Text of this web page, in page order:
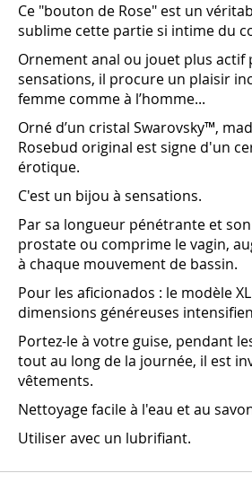
Ce "bouton de Rose" est un
sublime cette partie si intime du
Ornement anal ou jouet plus actif
sensations, il procure un plaisir
femme comme à l’homme...
Orné d’un cristal Swarovsky™,
Rosebud original est signe d'un
érotique.
C'est un bijou à sensations.
Par sa longueur pénétrante et
prostate ou comprime le vagin,
à chaque mouvement de bassin.
Pour les aficionados : le modèle
dimensions généreuses
Portez-le à votre guise, pendant
tout au long de la journée, il est
vêtements.
Nettoyage facile à l'eau et au
Utiliser avec un lubrifiant.